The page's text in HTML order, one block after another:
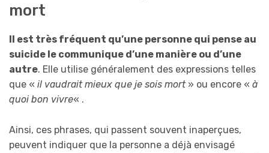
mort
Il est très fréquent qu’une personne qui pense au
suicide le communique d’une manière ou d’une
autre. Elle utilise généralement des expressions telles
que « il vaudrait mieux que je sois mort» ou encore « à
quoi bon vivre« .
Ainsi, ces phrases, qui passent souvent inaperçues,
peuvent indiquer que la personne a déjà envisagé